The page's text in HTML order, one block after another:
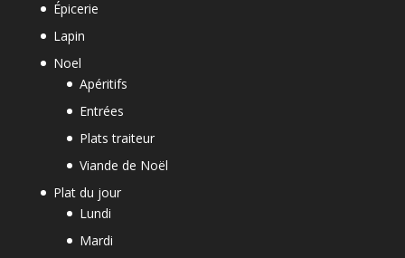
Épicerie
Lapin
Noel
Apéritifs
Entrées
Plats traiteur
Viande de Noël
Plat du jour
Lundi
Mardi